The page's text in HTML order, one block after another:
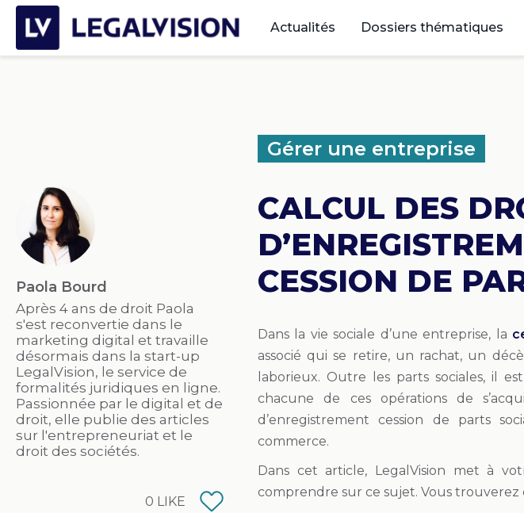
Actualités Dossiers thématiques
Paola Bourd
Après 4 ans de droit Paola
s'est reconvertie dans le
marketing digital et travaille
désormais dans la start-up
LegalVision, le service de
formalités juridiques en ligne.
Passionnée par le digital et de
droit, elle publie des articles
sur l'entrepreneuriat et le
droit des sociétés.
0 LIKE
Gérer une entreprise
CALCUL DES
CESSION DE
Dans la vie sociale d’une entreprise, la
associé qui se retire, un rachat, un
laborieux. Outre les parts sociales, il
chacune de ces opérations de
d’enregistrement cession de parts
commerce.
Dans cet article, LegalVision met à
comprendre sur ce sujet. Vous trouverez